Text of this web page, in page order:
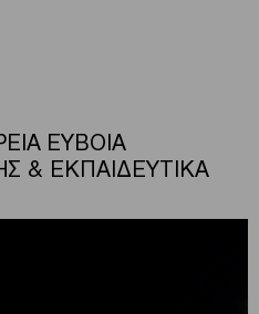
ΕΥΒΟΙΑ
& ΕΚΠΑΙΔΕΥΤΙΚΑ